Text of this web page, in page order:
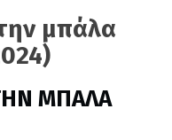
μπάλα
ΜΠΑΛΑ